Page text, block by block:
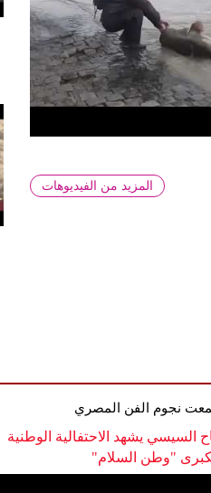
المزيد من الفيديوهات
نجوم الفن المصري
السيسي يشهد الاحتفالية الوطنية
"وطن السلام"